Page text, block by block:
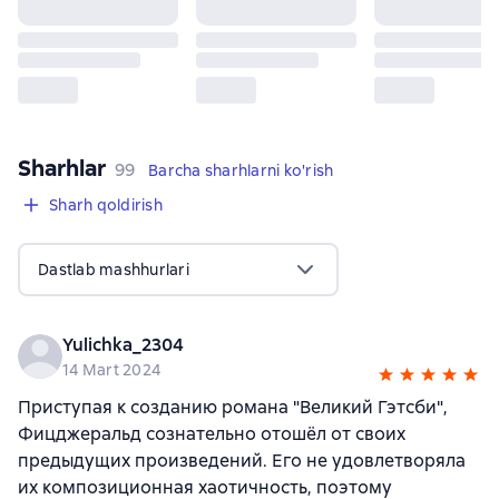
Sharhlar 99 sharhlar
99
Barcha sharhlarni ko'rish
Sharh qoldirish
Dastlab mashhurlari
Yulichka_2304
14 Mart 2024
Приступая к созданию романа "Великий Гэтсби",
Фицджеральд сознательно отошёл от своих
предыдущих произведений. Его не удовлетворяла
их композиционная хаотичность, поэтому